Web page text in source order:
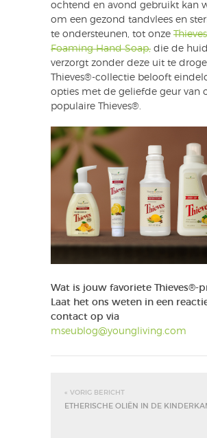
ochtend en avond gebruikt kan
om een gezond tandvlees en
te ondersteunen, tot onze
Foaming Hand Soap, die de
verzorgt zonder deze uit te
Thieves®-collectie belooft
opties met de geliefde geur van
populaire Thieves®.
Wat is jouw favoriete Thieves®-
Laat het ons weten in een
contact op via
mseublog@youngliving.com
« VORIG BERICHT
ETHERISCHE OLIËN IN DE